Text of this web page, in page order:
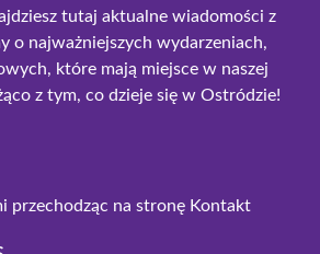
tutaj aktualne wiadomości z
o najważniejszych wydarzeniach,
które mają miejsce w naszej
z tym, co dzieje się w Ostródzie!
przechodząc na stronę Kontakt